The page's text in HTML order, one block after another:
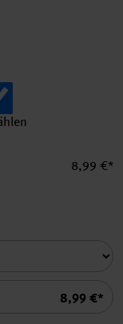
8,99 €*
Summe
8,99 €*